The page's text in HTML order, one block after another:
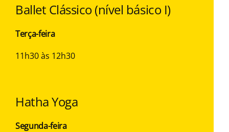
Ballet Clássico (nível básico I)
Terça-feira
11h30 às 12h30
Hatha Yoga
Segunda-feira